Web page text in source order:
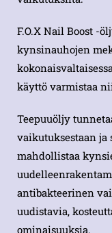
F.O.X Nail Boost -
kynsinauhojen
käyttö varmistaa
Teepuuöljy
vaikutuksestaan ja
mahdollistaa
antibakteerinen
uudistavia,
ominaisuuksia.